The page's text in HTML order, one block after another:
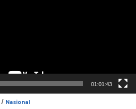
01:01:43
/ Nasional